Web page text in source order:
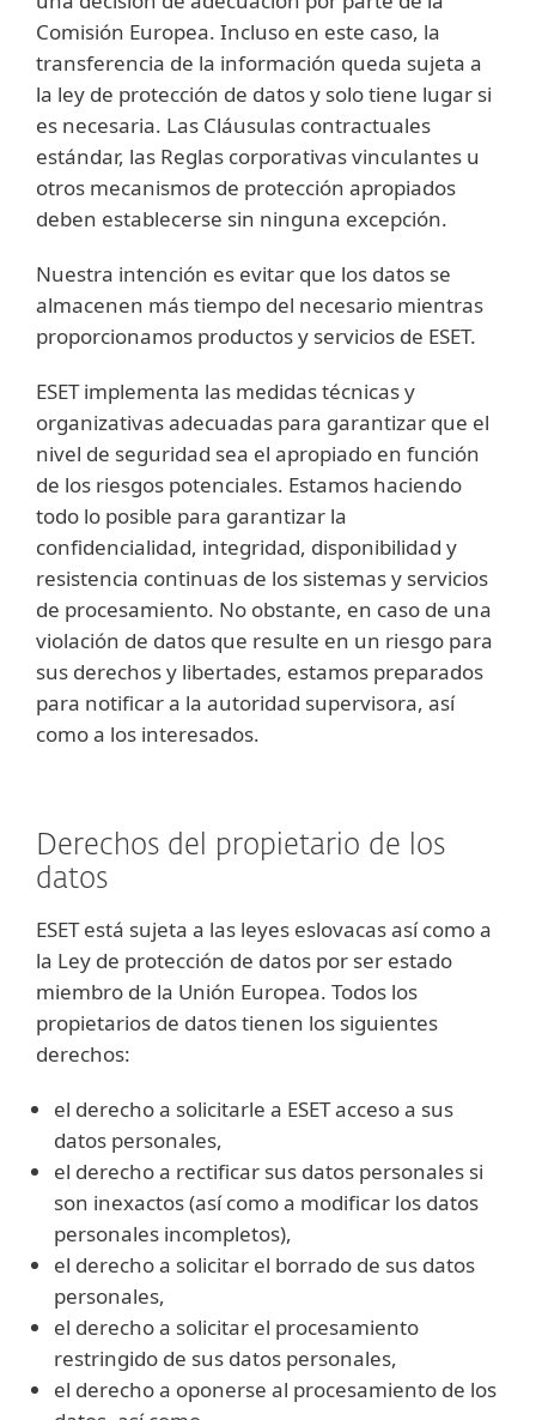
Comisión Europea. Incluso en este caso, la
transferencia de la información queda sujeta a
la ley de protección de datos y solo tiene lugar si
es necesaria. Las Cláusulas contractuales
estándar, las Reglas corporativas vinculantes u
otros mecanismos de protección apropiados
deben establecerse sin ninguna excepción.
Nuestra intención es evitar que los datos se
almacenen más tiempo del necesario mientras
proporcionamos productos y servicios de ESET.
ESET implementa las medidas técnicas y
organizativas adecuadas para garantizar que el
nivel de seguridad sea el apropiado en función
de los riesgos potenciales. Estamos haciendo
todo lo posible para garantizar la
confidencialidad, integridad, disponibilidad y
resistencia continuas de los sistemas y servicios
de procesamiento. No obstante, en caso de una
violación de datos que resulte en un riesgo para
sus derechos y libertades, estamos preparados
para notificar a la autoridad supervisora, así
como a los interesados.
Derechos del propietario de los
datos
ESET está sujeta a las leyes eslovacas así como a
la Ley de protección de datos por ser estado
miembro de la Unión Europea. Todos los
propietarios de datos tienen los siguientes
derechos:
el derecho a solicitarle a ESET acceso a sus
datos personales,
el derecho a rectificar sus datos personales si
son inexactos (así como a modificar los datos
personales incompletos),
el derecho a solicitar el borrado de sus datos
personales,
el derecho a solicitar el procesamiento
restringido de sus datos personales,
el derecho a oponerse al procesamiento de los